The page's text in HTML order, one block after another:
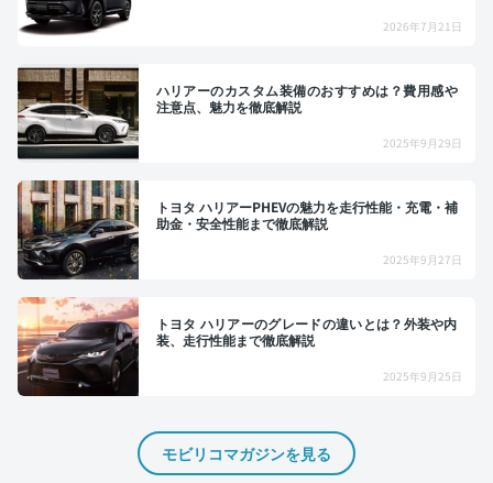
2026年7月21日
ハリアーのカスタム装備のおすすめは？費用感や
注意点、魅力を徹底解説
2025年9月29日
トヨタ ハリアーPHEVの魅力を走行性能・充電・補
助金・安全性能まで徹底解説
2025年9月27日
トヨタ ハリアーのグレードの違いとは？外装や内
装、走行性能まで徹底解説
2025年9月25日
モビリコマガジンを見る